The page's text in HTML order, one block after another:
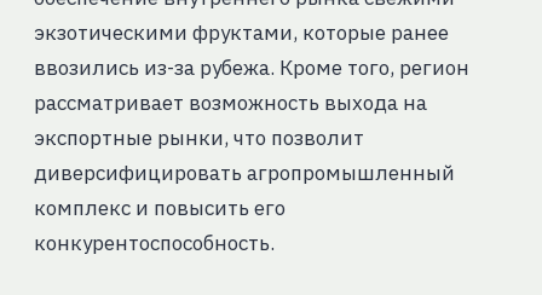
экзотическими фруктами, которые ранее
ввозились из-за рубежа. Кроме того, регион
рассматривает возможность выхода на
экспортные рынки, что позволит
диверсифицировать агропромышленный
комплекс и повысить его
конкурентоспособность.